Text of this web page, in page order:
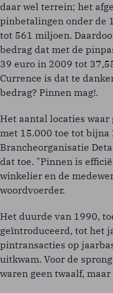
daar wel terrein; het
pinbetalingen onder de
tot 561 miljoen.
bedrag dat met de
39 euro in 2009 tot
Currence is dat te
bedrag? Pinnen mag!.
Het aantal locaties
met 15.000 toe tot bijna
Brancheorganisatie
dat toe. "Pinnen is
winkelier en de
woordvoerder.
Het duurde van 1990,
geïntroduceerd, tot het
pintransacties op
uitkwam. Voor de
waren geen twaalf,